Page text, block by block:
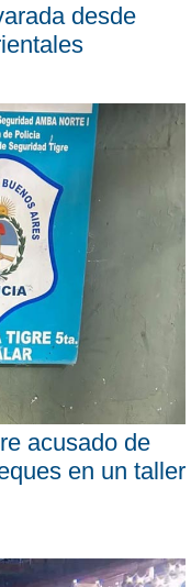
desde
acusado de
en un taller